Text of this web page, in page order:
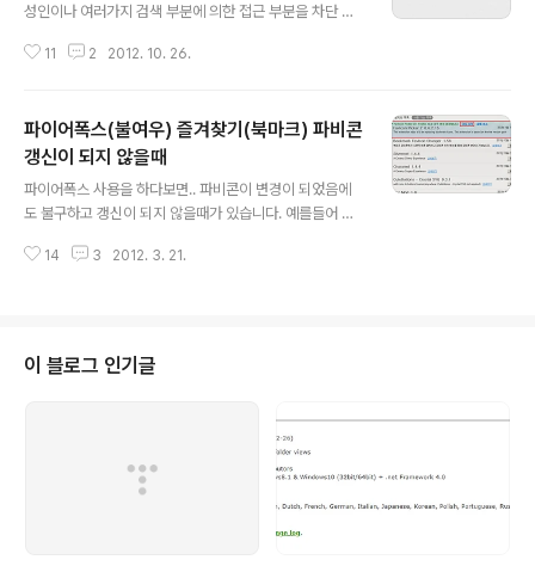
성인이나 여러가지 검색 부분에 의한 접근 부분을 차단 하
다. 유투브 안전모드 해제 하는 방법은 간단합니다. 유투브
11/18 - [나이스팁/인터넷] - 유튜브 동영상 느릴때 해결
방법2009/10/01 - [나이스팁/인터넷] - 유투브 (youtu
be)에 동영상 올리는 방법
11 2 2012. 10. 26.
파이어폭스(불여우) 즐겨찾기(북마크) 파비콘
갱신이 되지 않을때
파이어폭스 사용을 하다보면.. 파비콘이 변경이 되었음에
도 불구하고 갱신이 되지 않을때가 있습니다. 예를들어 파
했음에도 적용이 되지 않는 문제 두번째는 파비콘이 변경
법이 있습니다. 파이어폭스 9.0.1 기준입니다. 상단 메뉴 부
가기능을 오픈 합니다 (CTRL + SHIFT + A) 를 눌러줍
에서 설치하기를 눌러서 설치를 진행 합니다. 다시시작을
꼭 눌러주셔야 메뉴에 추가가 됩니다.. 다시 시작을 클릭하
고 나면 이제 북마크 메뉴..
14 3 2012. 3. 21.
이 블로그 인기글